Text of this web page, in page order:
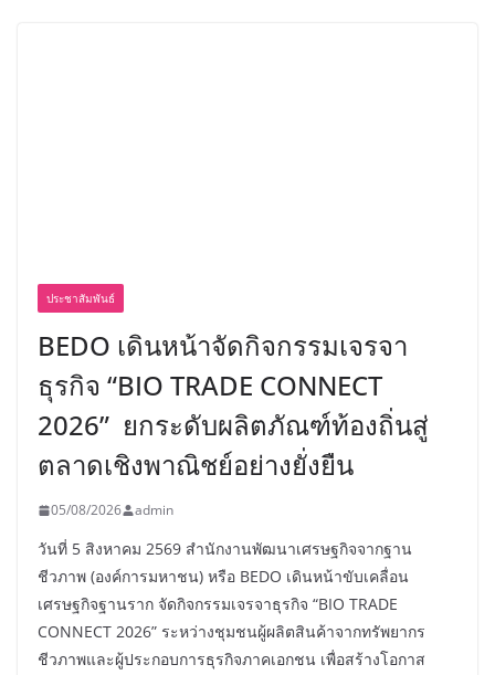
ประชาสัมพันธ์
BEDO เดินหน้าจัดกิจกรรมเจรจา
ธุรกิจ “BIO TRADE CONNECT
2026” ยกระดับผลิตภัณฑ์ท้องถิ่นสู่
ตลาดเชิงพาณิชย์อย่างยั่งยืน
05/08/2026 admin
วันที่ 5 สิงหาคม 2569 สำนักงานพัฒนาเศรษฐกิจจากฐาน
ชีวภาพ (องค์การมหาชน) หรือ BEDO เดินหน้าขับเคลื่อน
เศรษฐกิจฐานราก จัดกิจกรรมเจรจาธุรกิจ “BIO TRADE
CONNECT 2026” ระหว่างชุมชนผู้ผลิตสินค้าจากทรัพยากร
ชีวภาพและผู้ประกอบการธุรกิจภาคเอกชน เพื่อสร้างโอกาส